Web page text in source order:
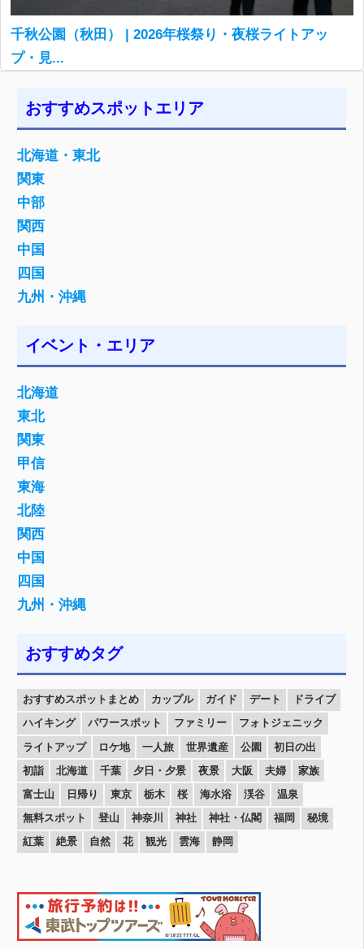
千秋公園（秋田） | 2026年桜祭り・夜桜ライトアッ
プ・見...
おすすめスポットエリア
北海道・東北
関東
中部
関西
中国
四国
九州・沖縄
イベント・エリア
北海道
東北
関東
甲信
東海
北陸
関西
中国
四国
九州・沖縄
おすすめタグ
おすすめスポットまとめ カップル ガイド デート
ドライブ
ハイキング
パワースポット ファミリー
フォトジェニック
ライトアップ
ロケ地 一人旅 世界遺産 公園
初日の出
初詣
北海道 千葉 夕日・夕景 夜景 大阪 夫婦
家族
富士山
日帰り 東京 栃木 桜 海水浴 渓谷
温泉
無料スポット
登山 神奈川 神社 神社・仏閣 福岡
秘境
紅葉
絶景 自然 花 観光 雲海 静岡